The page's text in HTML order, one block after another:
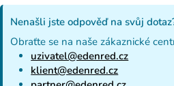
Nenašli jste odpověď na svůj
Obraťte se na naše zákaznické
uzivatel@edenred.cz
klient@edenred.cz